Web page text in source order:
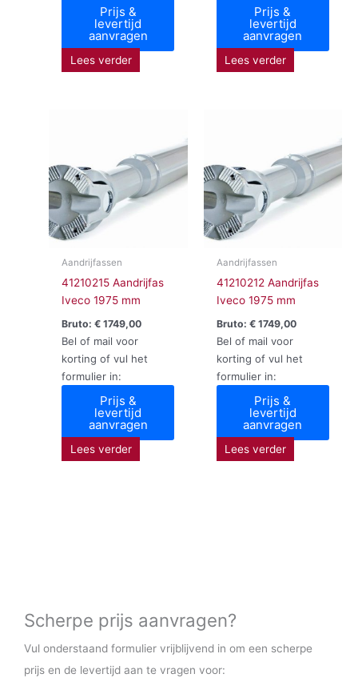
Prijs &
levertijd
aanvragen
Lees verder
Prijs &
levertijd
aanvragen
Lees verder
Aandrijfassen
41210215 Aandrijfas
Iveco 1975 mm
Bruto:€ 1749,00
Bel of mail voor
korting of vul het
formulier in:
Prijs &
levertijd
aanvragen
Lees verder
Aandrijfassen
41210212 Aandrijfas
Iveco 1975 mm
Bruto: €1749,00
Bel of mail voor
korting of vul het
formulier in:
Prijs &
levertijd
aanvragen
Lees verder
Scherpe prijs aanvragen?
Vul onderstaand formulier vrijblijvend in om een scherpe
prijs en de levertijd aan te vragen voor: